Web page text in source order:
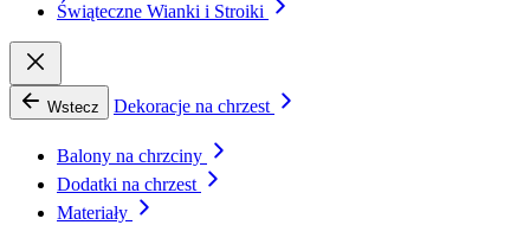
Świąteczne Wianki i Stroiki
Wstecz Dekoracje na chrzest
Balony na chrzciny
Dodatki na chrzest
Materiały